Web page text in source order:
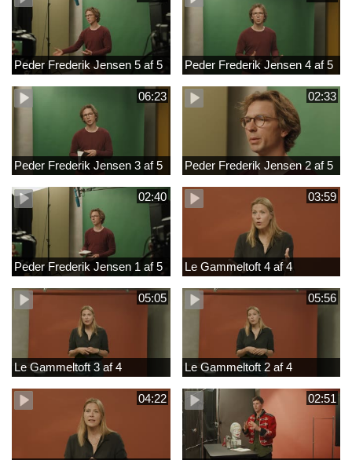
Peder Frederik Jensen 5 af 5 Peder Frederik Jensen 4 af 5
06:23
Peder Frederik Jensen 3 af 5
02:33
Peder Frederik Jensen 2 af 5
02:40
Peder Frederik Jensen 1 af 5
03:59
Le Gammeltoft 4 af 4
05:05
Le Gammeltoft 3 af 4
05:56
Le Gammeltoft 2 af 4
04:22 02:51